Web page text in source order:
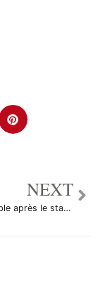
NEXT
Le zloty stable après le statu quo monétaire